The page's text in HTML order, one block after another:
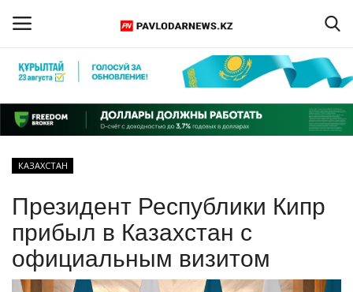
Регистрация
Главная
ПАВЛОДАРСКАЯ ОБЛАСТЬ
КАЗАХСТАН
КАЗАХСТАН
Президент Республики Кипр
прибыл в Казахстан с
официальным визитом